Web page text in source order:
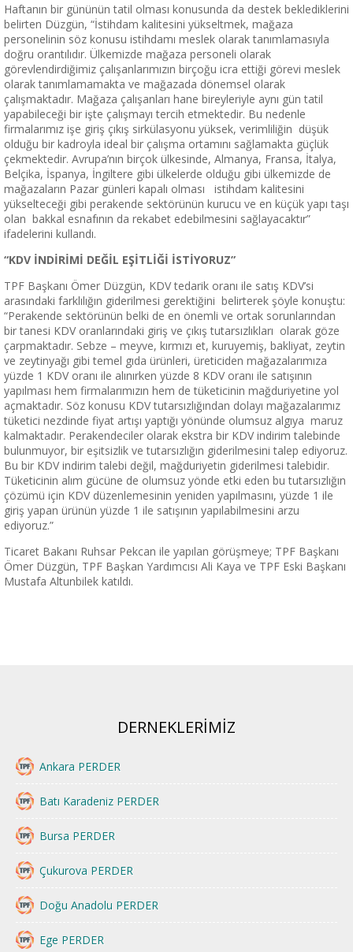
Haftanın bir gününün tatil olması konusunda da destek beklediklerini
belirten Düzgün, “İstihdam kalitesini yükseltmek, mağaza
personelinin söz konusu istihdamı meslek olarak tanımlamasıyla
doğru orantılıdır. Ülkemizde mağaza personeli olarak
görevlendirdiğimiz çalışanlarımızın birçoğu icra ettiği görevi meslek
olarak tanımlamamakta ve mağazada dönemsel olarak
çalışmaktadır. Mağaza çalışanları hane bireyleriyle aynı gün tatil
yapabileceği bir işte çalışmayı tercih etmektedir. Bu nedenle
firmalarımız işe giriş çıkış sirkülasyonu yüksek, verimliliğin düşük
olduğu bir kadroyla ideal bir çalışma ortamını sağlamakta güçlük
çekmektedir. Avrupa’nın birçok ülkesinde, Almanya, Fransa, İtalya,
Belçika, İspanya, İngiltere gibi ülkelerde olduğu gibi ülkemizde de
mağazaların Pazar günleri kapalı olması istihdam kalitesini
yükselteceği gibi perakende sektörünün kurucu ve en küçük yapı taşı
olan bakkal esnafının da rekabet edebilmesini sağlayacaktır”
ifadelerini kullandı.
“KDV İNDİRİMİ DEĞİL EŞİTLİĞİ İSTİYORUZ”
TPF Başkanı Ömer Düzgün, KDV tedarik oranı ile satış KDV’si
arasındaki farklılığın giderilmesi gerektiğini belirterek şöyle konuştu:
“Perakende sektörünün belki de en önemli ve ortak sorunlarından
bir tanesi KDV oranlarındaki giriş ve çıkış tutarsızlıkları olarak göze
çarpmaktadır. Sebze – meyve, kırmızı et, kuruyemiş, bakliyat, zeytin
ve zeytinyağı gibi temel gıda ürünleri, üreticiden mağazalarımıza
yüzde 1 KDV oranı ile alınırken yüzde 8 KDV oranı ile satışının
yapılması hem firmalarımızın hem de tüketicinin mağduriyetine yol
açmaktadır. Söz konusu KDV tutarsızlığından dolayı mağazalarımız
tüketici nezdinde fiyat artışı yaptığı yönünde olumsuz algıya maruz
kalmaktadır. Perakendeciler olarak ekstra bir KDV indirim talebinde
bulunmuyor, bir eşitsizlik ve tutarsızlığın giderilmesini talep ediyoruz.
Bu bir KDV indirim talebi değil, mağduriyetin giderilmesi talebidir.
Tüketicinin alım gücüne de olumsuz yönde etki eden bu tutarsızlığın
çözümü için KDV düzenlemesinin yeniden yapılmasını, yüzde 1 ile
giriş yapan ürünün yüzde 1 ile satışının yapılabilmesini arzu
ediyoruz.”
Ticaret Bakanı Ruhsar Pekcan ile yapılan görüşmeye; TPF Başkanı
Ömer Düzgün, TPF Başkan Yardımcısı Ali Kaya ve TPF Eski Başkanı
Mustafa Altunbilek katıldı.
DERNEKLERİMİZ
Ankara PERDER
Batı Karadeniz PERDER
Bursa PERDER
Çukurova PERDER
Doğu Anadolu PERDER
Ege PERDER